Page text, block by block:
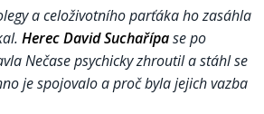
a celoživotního parťáka ho zasáhla
Herec David Suchařípase po
Nečase psychicky zhroutil a stáhl se
je spojovalo a proč byla jejich vazba